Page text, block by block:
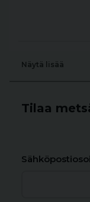
Näytä lisää
Tilaa